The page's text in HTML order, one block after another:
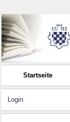
Startseite
Login